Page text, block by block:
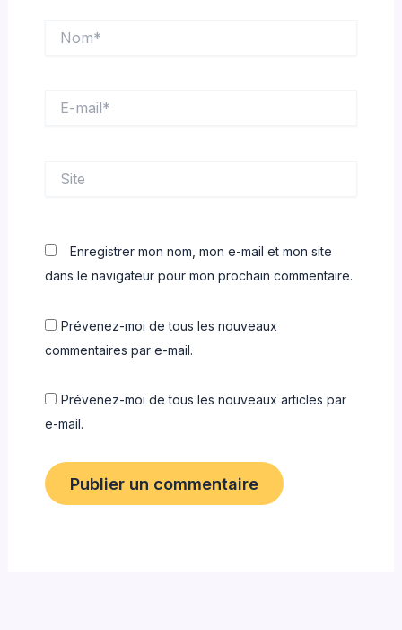
mail*
Enregistrer mon nom, mon e-mail et mon site
dans le navigateur pour mon prochain commentaire.
Prévenez-moi de tous les nouveaux
commentaires par e-mail.
Prévenez-moi de tous les nouveaux articles par
e-mail.